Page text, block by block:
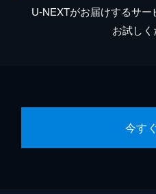
U-NEXTがお届けするサ
お試しく
今す